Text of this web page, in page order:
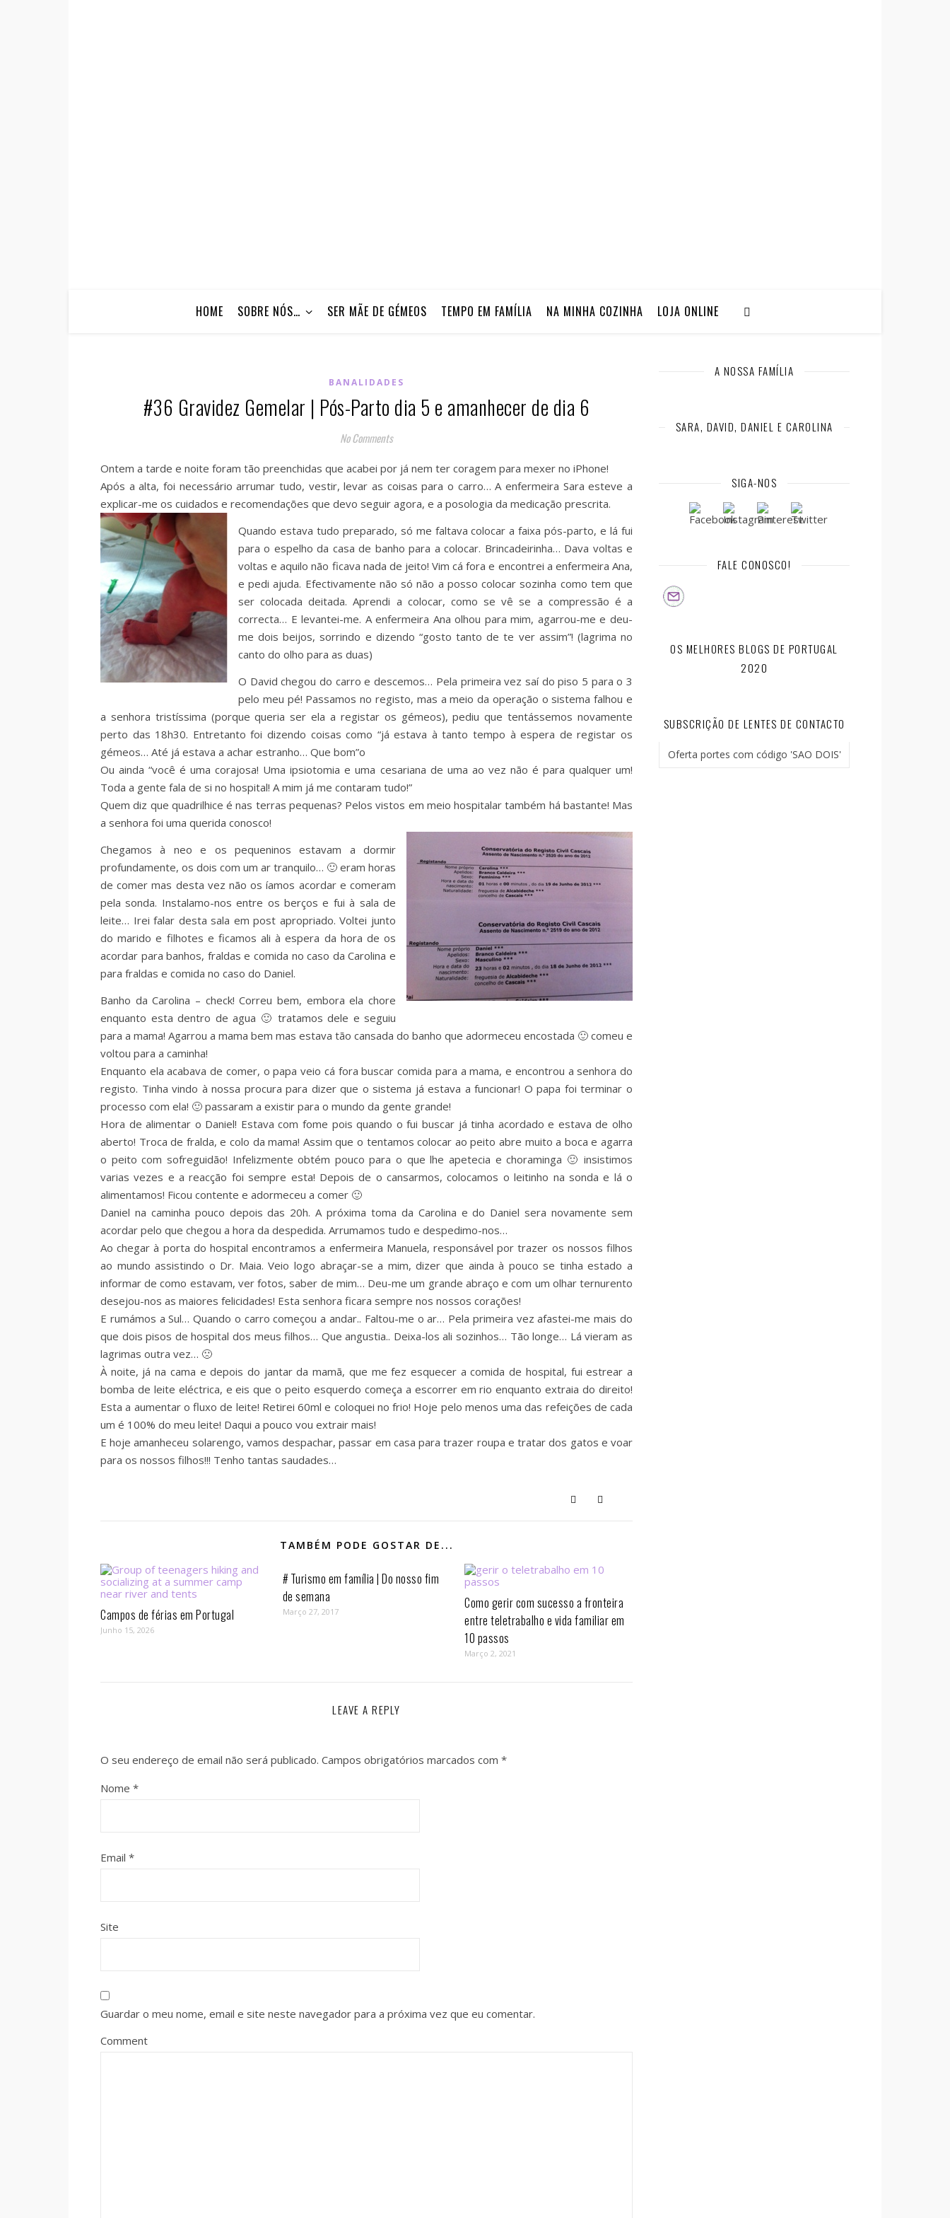
HOME SOBRE NÓS… SER MÃE DE GÉMEOS TEMPO EM FAMÍLIA NA MINHA COZINHA LOJA ONLINE
BANALIDADES
#36 Gravidez Gemelar | Pós-Parto dia 5 e amanhecer de dia 6
No Comments
Ontem a tarde e noite foram tão preenchidas que acabei por já nem ter coragem para mexer no iPhone!
Após a alta, foi necessário arrumar tudo, vestir, levar as coisas para o carro… A enfermeira Sara esteve a
explicar-me os cuidados e recomendações que devo seguir agora, e a posologia da medicação prescrita.
Quando estava tudo preparado, só me faltava colocar a faixa pós-parto, e lá fui
para o espelho da casa de banho para a colocar. Brincadeirinha… Dava voltas e
voltas e aquilo não ficava nada de jeito! Vim cá fora e encontrei a enfermeira Ana,
e pedi ajuda. Efectivamente não só não a posso colocar sozinha como tem que
ser colocada deitada. Aprendi a colocar, como se vê se a compressão é a
correcta… E levantei-me. A enfermeira Ana olhou para mim, agarrou-me e deu-
me dois beijos, sorrindo e dizendo “gosto tanto de te ver assim”! (lagrima no
canto do olho para as duas)
O David chegou do carro e descemos… Pela primeira vez saí do piso 5 para o 3
pelo meu pé! Passamos no registo, mas a meio da operação o sistema falhou e
a senhora tristíssima (porque queria ser ela a registar os gémeos), pediu que tentássemos novamente
perto das 18h30. Entretanto foi dizendo coisas como “já estava à tanto tempo à espera de registar os
gémeos… Até já estava a achar estranho… Que bom”o
Ou ainda “você é uma corajosa! Uma ipsiotomia e uma cesariana de uma ao vez não é para qualquer um!
Toda a gente fala de si no hospital! A mim já me contaram tudo!”
Quem diz que quadrilhice é nas terras pequenas? Pelos vistos em meio hospitalar também há bastante! Mas
a senhora foi uma querida conosco!
Chegamos à neo e os pequeninos estavam a dormir
profundamente, os dois com um ar tranquilo… 🙂 eram horas
de comer mas desta vez não os íamos acordar e comeram
pela sonda. Instalamo-nos entre os berços e fui à sala de
leite… Irei falar desta sala em post apropriado. Voltei junto
do marido e filhotes e ficamos ali à espera da hora de os
acordar para banhos, fraldas e comida no caso da Carolina e
para fraldas e comida no caso do Daniel.
Banho da Carolina – check! Correu bem, embora ela chore
enquanto esta dentro de agua 🙂 tratamos dele e seguiu
para a mama! Agarrou a mama bem mas estava tão cansada do banho que adormeceu encostada 🙂 comeu e
voltou para a caminha!
Enquanto ela acabava de comer, o papa veio cá fora buscar comida para a mama, e encontrou a senhora do
registo. Tinha vindo à nossa procura para dizer que o sistema já estava a funcionar! O papa foi terminar o
processo com ela! 🙂 passaram a existir para o mundo da gente grande!
Hora de alimentar o Daniel! Estava com fome pois quando o fui buscar já tinha acordado e estava de olho
aberto! Troca de fralda, e colo da mama! Assim que o tentamos colocar ao peito abre muito a boca e agarra
o peito com sofreguidão! Infelizmente obtém pouco para o que lhe apetecia e choraminga 🙂 insistimos
varias vezes e a reacção foi sempre esta! Depois de o cansarmos, colocamos o leitinho na sonda e lá o
alimentamos! Ficou contente e adormeceu a comer 🙂
Daniel na caminha pouco depois das 20h. A próxima toma da Carolina e do Daniel sera novamente sem
acordar pelo que chegou a hora da despedida. Arrumamos tudo e despedimo-nos…
Ao chegar à porta do hospital encontramos a enfermeira Manuela, responsável por trazer os nossos filhos
ao mundo assistindo o Dr. Maia. Veio logo abraçar-se a mim, dizer que ainda à pouco se tinha estado a
informar de como estavam, ver fotos, saber de mim… Deu-me um grande abraço e com um olhar ternurento
desejou-nos as maiores felicidades! Esta senhora ficara sempre nos nossos corações!
E rumámos a Sul… Quando o carro começou a andar.. Faltou-me o ar… Pela primeira vez afastei-me mais do
que dois pisos de hospital dos meus filhos… Que angustia.. Deixa-los ali sozinhos… Tão longe… Lá vieram as
lagrimas outra vez… 🙁
À noite, já na cama e depois do jantar da mamã, que me fez esquecer a comida de hospital, fui estrear a
bomba de leite eléctrica, e eis que o peito esquerdo começa a escorrer em rio enquanto extraia do direito!
Esta a aumentar o fluxo de leite! Retirei 60ml e coloquei no frio! Hoje pelo menos uma das refeições de cada
um é 100% do meu leite! Daqui a pouco vou extrair mais!
E hoje amanheceu solarengo, vamos despachar, passar em casa para trazer roupa e tratar dos gatos e voar
para os nossos filhos!!! Tenho tantas saudades…
TAMBÉM PODE GOSTAR DE...
Campos de férias em Portugal
Junho 15, 2026
# Turismo em família | Do nosso fim
de semana
Março 27, 2017
Como gerir com sucesso a fronteira
entre teletrabalho e vida familiar em
10 passos⁣
Março 2, 2021
LEAVE A REPLY
O seu endereço de email não será publicado. Campos obrigatórios marcados com *
Nome *
Email *
Site
Guardar o meu nome, email e site neste navegador para a próxima vez que eu comentar.
Comment
A NOSSA FAMÍLIA
SARA, DAVID, DANIEL E CAROLINA
SIGA-NOS
FALE CONOSCO!
OS MELHORES BLOGS DE PORTUGAL
2020
SUBSCRIÇÃO DE LENTES DE CONTACTO
Oferta portes com código 'SAO DOIS'